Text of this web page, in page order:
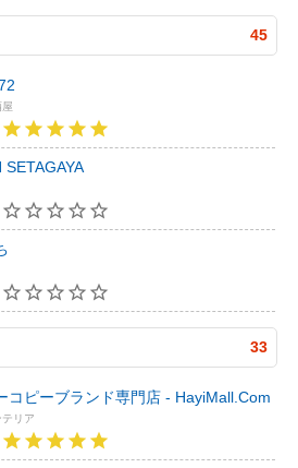
45
SETAGAYA
33
コピーブランド専門店 - HayiMall.Com
リア